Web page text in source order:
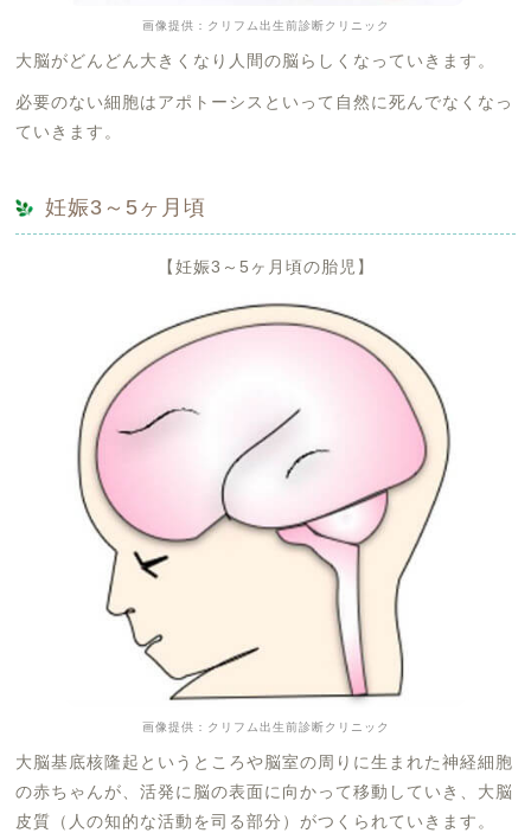
画像提供：クリフム出生前診断クリニック
大脳がどんどん大きくなり人間の脳らしくなっていきます。
必要のない細胞はアポトーシスといって自然に死んでなくなっ
ていきます。
妊娠3～5ヶ月頃
【妊娠3～5ヶ月頃の胎児】
画像提供：クリフム出生前診断クリニック
大脳基底核隆起というところや脳室の周りに生まれた神経細胞
の赤ちゃんが、活発に脳の表面に向かって移動していき、大脳
皮質（人の知的な活動を司る部分）がつくられていきます。